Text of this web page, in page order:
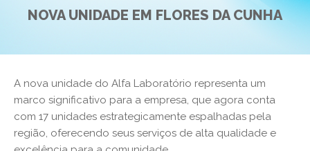
NOVA UNIDADE EM FLORES DA CUNHA
A nova unidade do Alfa Laboratório representa um
marco significativo para a empresa, que agora conta
com 17 unidades estrategicamente espalhadas pela
região, oferecendo seus serviços de alta qualidade e